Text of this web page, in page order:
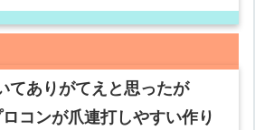
てありがてえと思ったが
コンが爪連打しやすい作り